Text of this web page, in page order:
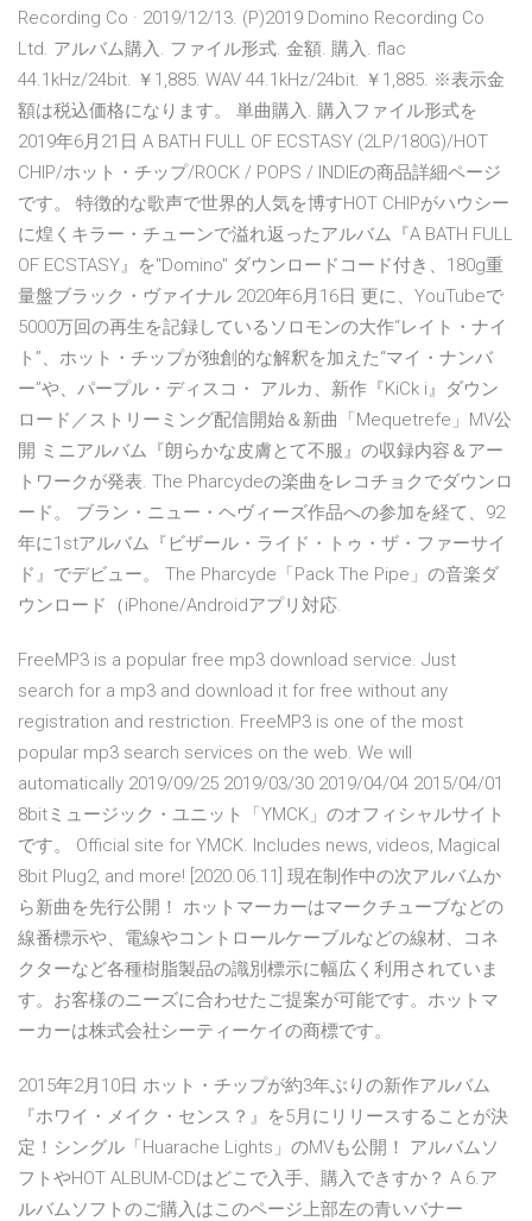
Recording Co · 2019/12/13. (P)2019 Domino Recording Co
Ltd. アルバム購入. ファイル形式. 金額. 購入. flac
44.1kHz/24bit. ￥1,885. WAV 44.1kHz/24bit. ￥1,885. ※表示金
額は税込価格になります。 単曲購入. 購入ファイル形式を
2019年6月21日 A BATH FULL OF ECSTASY (2LP/180G)/HOT
CHIP/ホット・チップ/ROCK / POPS / INDIEの商品詳細ページ
です。 特徴的な歌声で世界的人気を博すHOT CHIPがハウシー
に煌くキラー・チューンで溢れ返ったアルバム『A BATH FULL
OF ECSTASY』を"Domino" ダウンロードコード付き、180g重
量盤ブラック・ヴァイナル 2020年6月16日 更に、YouTubeで
5000万回の再生を記録しているソロモンの大作“レイト・ナイ
ト”、ホット・チップが独創的な解釈を加えた“マイ・ナンバ
ー”や、パープル・ディスコ・ アルカ、新作『KiCk i』ダウン
ロード／ストリーミング配信開始＆新曲「Mequetrefe」MV公
開 ミニアルバム『朗らかな皮膚とて不服』の収録内容＆アー
トワークが発表. The Pharcydeの楽曲をレコチョクでダウンロ
ード。 ブラン・ニュー・ヘヴィーズ作品への参加を経て、92
年に1stアルバム『ビザール・ライド・トゥ・ザ・ファーサイ
ド』でデビュー。 The Pharcyde「Pack The Pipe」の音楽ダ
ウンロード（iPhone/Androidアプリ対応.
FreeMP3 is a popular free mp3 download service. Just
search for a mp3 and download it for free without any
registration and restriction. FreeMP3 is one of the most
popular mp3 search services on the web. We will
automatically 2019/09/25 2019/03/30 2019/04/04 2015/04/01
8bitミュージック・ユニット「YMCK」のオフィシャルサイト
です。 Official site for YMCK. Includes news, videos, Magical
8bit Plug2, and more! [2020.06.11] 現在制作中の次アルバムか
ら新曲を先行公開！ ホットマーカーはマークチューブなどの
線番標示や、電線やコントロールケーブルなどの線材、コネ
クターなど各種樹脂製品の識別標示に幅広く利用されていま
す。お客様のニーズに合わせたご提案が可能です。ホットマ
ーカーは株式会社シーティーケイの商標です。
2015年2月10日 ホット・チップが約3年ぶりの新作アルバム
『ホワイ・メイク・センス？』を5月にリリースすることが決
定！シングル「Huarache Lights」のMVも公開！ アルバムソ
フトやHOT ALBUM-CDはどこで入手、購入できすか？ A 6.ア
ルバムソフトのご購入はこのページ上部左の青いバナー